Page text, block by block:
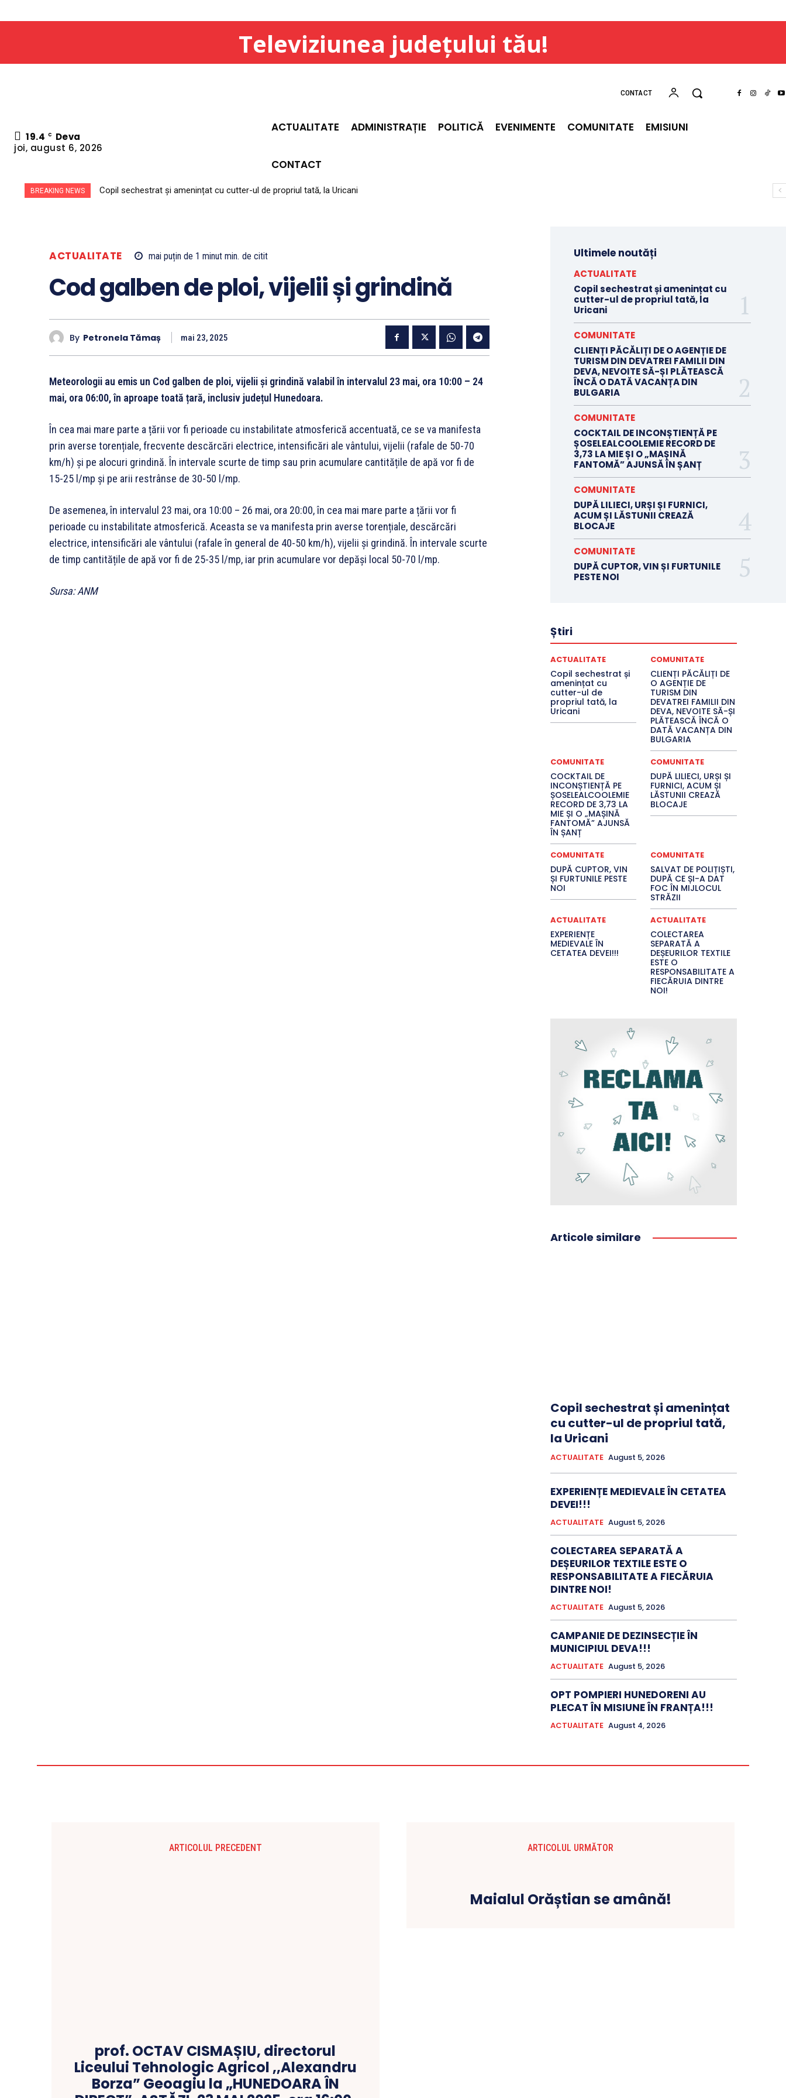
Televiziunea județului tău!
19.4 C
Deva
joi, august 6, 2026
CONTACT
ACTUALITATE ADMINISTRAȚIE POLITICĂ EVENIMENTE COMUNITATE EMISIUNI
CONTACT
BREAKING NEWS Copil sechestrat și amenințat cu cutter-ul de propriul tată, la Uricani
ACTUALITATE mai puțin de 1 minutmin. de citit
Cod galben de ploi, vijelii și grindină
By Petronela Tămaș mai 23, 2025
Meteorologii au emis un Cod galben de ploi, vijelii și grindină valabil în intervalul 23 mai, ora 10:00 – 24
mai, ora 06:00, în aproape toată țară, inclusiv județul Hunedoara.
În cea mai mare parte a țării vor fi perioade cu instabilitate atmosferică accentuată, ce se va manifesta
prin averse torențiale, frecvente descărcări electrice, intensificări ale vântului, vijelii (rafale de 50-70
km/h) și pe alocuri grindină. În intervale scurte de timp sau prin acumulare cantitățile de apă vor fi de
15-25 l/mp și pe arii restrânse de 30-50 l/mp.
De asemenea, în intervalul 23 mai, ora 10:00 – 26 mai, ora 20:00, în cea mai mare parte a țării vor fi
perioade cu instabilitate atmosferică. Aceasta se va manifesta prin averse torențiale, descărcări
electrice, intensificări ale vântului (rafale în general de 40-50 km/h), vijelii și grindină. În intervale scurte
de timp cantitățile de apă vor fi de 25-35 l/mp, iar prin acumulare vor depăși local 50-70 l/mp.
Sursa: ANM
Ultimele noutăți
ACTUALITATE
Copil sechestrat și amenințat cu
cutter-ul de propriul tată, la
Uricani
COMUNITATE
CLIENȚI PĂCĂLIȚI DE O AGENȚIE DE
TURISM DIN DEVATREI FAMILII DIN
DEVA, NEVOITE SĂ-ȘI PLĂTEASCĂ
ÎNCĂ O DATĂ VACANȚA DIN
BULGARIA
COMUNITATE
COCKTAIL DE INCONȘTIENȚĂ PE
ȘOSELEALCOOLEMIE RECORD DE
3,73 LA MIE ȘI O „MAȘINĂ
FANTOMĂ” AJUNSĂ ÎN ȘANȚ
COMUNITATE
DUPĂ LILIECI, URȘI ȘI FURNICI,
ACUM ȘI LĂSTUNII CREAZĂ
BLOCAJE
COMUNITATE
DUPĂ CUPTOR, VIN ȘI FURTUNILE
PESTE NOI
Știri
ACTUALITATE
Copil sechestrat și
amenințat cu
cutter-ul de
propriul tată, la
Uricani
COMUNITATE
CLIENȚI PĂCĂLIȚI DE
O AGENȚIE DE
TURISM DIN
DEVATREI FAMILII DIN
DEVA, NEVOITE SĂ-ȘI
PLĂTEASCĂ ÎNCĂ O
DATĂ VACANȚA DIN
BULGARIA
COMUNITATE
COCKTAIL DE
INCONȘTIENȚĂ PE
ȘOSELEALCOOLEMIE
RECORD DE 3,73 LA
MIE ȘI O „MAȘINĂ
FANTOMĂ” AJUNSĂ
ÎN ȘANȚ
COMUNITATE
DUPĂ LILIECI, URȘI ȘI
FURNICI, ACUM ȘI
LĂSTUNII CREAZĂ
BLOCAJE
COMUNITATE
DUPĂ CUPTOR, VIN
ȘI FURTUNILE PESTE
NOI
COMUNITATE
SALVAT DE POLIȚIȘTI,
DUPĂ CE ȘI-A DAT
FOC ÎN MIJLOCUL
STRĂZII
ACTUALITATE
EXPERIENȚE
MEDIEVALE ÎN
CETATEA DEVEI!!!
ACTUALITATE
COLECTAREA
SEPARATĂ A
DEȘEURILOR TEXTILE
ESTE O
RESPONSABILITATE A
FIECĂRUIA DINTRE
NOI!
Articole similare
Copil sechestrat și amenințat
cu cutter-ul de propriul tată,
la Uricani
ACTUALITATE August 5, 2026
EXPERIENȚE MEDIEVALE ÎN CETATEA
DEVEI!!!
ACTUALITATE August 5, 2026
COLECTAREA SEPARATĂ A
DEȘEURILOR TEXTILE ESTE O
RESPONSABILITATE A FIECĂRUIA
DINTRE NOI!
ACTUALITATE August 5, 2026
CAMPANIE DE DEZINSECȚIE ÎN
MUNICIPIUL DEVA!!!
ACTUALITATE August 5, 2026
OPT POMPIERI HUNEDORENI AU
PLECAT ÎN MISIUNE ÎN FRANȚA!!!
ACTUALITATE August 4, 2026
ARTICOLUL PRECEDENT ARTICOLUL URMĂTOR
Maialul Orăștian se amână!